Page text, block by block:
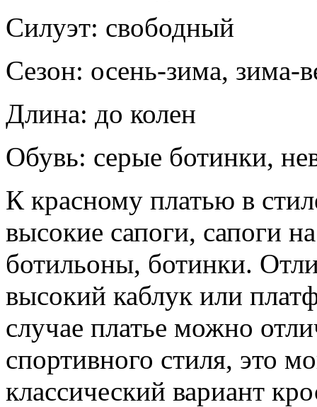
Силуэт: свободный
Сезон: осень-зима, зима-
Длина: до колен
Обувь: серые ботинки,
К красному платью в
высокие сапоги, сапоги
ботильоны, ботинки.
высокий каблук или
случае платье можно
спортивного стиля, это
классический вариант